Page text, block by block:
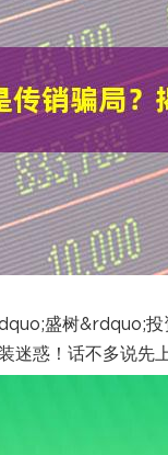
盛树&rdquo;
迷惑！话不多说先